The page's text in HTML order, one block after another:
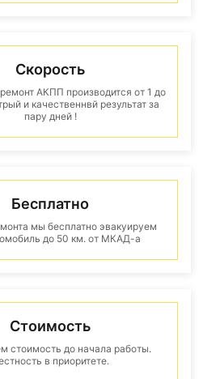
Скорость
АКПП производится от 1 до
и качественнвй результат за
пару дней !
Бесплатно
мы бесплатно эвакуируем
до 50 км. от МКАД-а
Стоимость
стоимость до начала работы.
в приоритете.